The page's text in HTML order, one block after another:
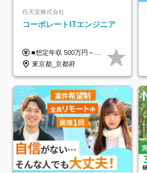
任天堂株式会社
コーポレートITエンジニア
■想定年収 500万円～900万円 月給制 月給278,000円～ ※残業が発生した場合、残業代を別途全額支給します ※試用期間2ヶ月あり(待遇や給与に差異はありません)
東京都_京都府